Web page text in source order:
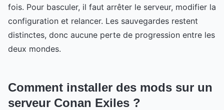
fois. Pour basculer, il faut arrêter le serveur, modifier la
configuration et relancer. Les sauvegardes restent
distinctes, donc aucune perte de progression entre les
deux mondes.
Comment installer des mods sur un
serveur Conan Exiles ?